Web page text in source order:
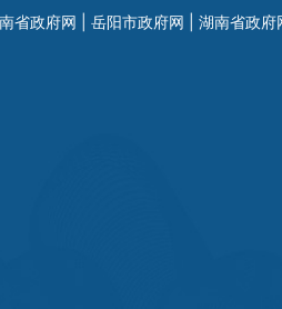
省政府网 岳阳市政府网 湖南省政府